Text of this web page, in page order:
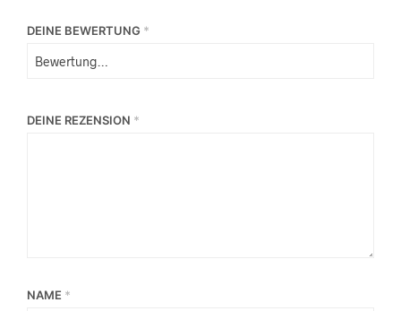
DEINE BEWERTUNG *
DEINE REZENSION *
NAME *